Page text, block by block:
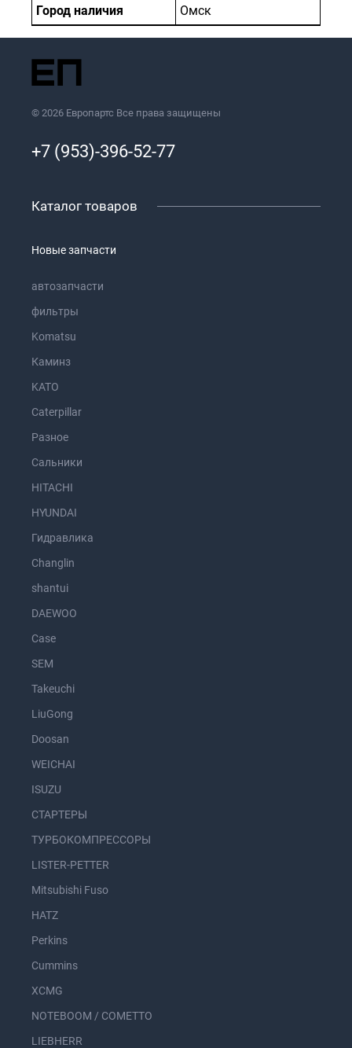
Город наличия
Омск
© 2026 Европартс Все права защищены
+7 (953)-396-52-77
Каталог товаров
Новые запчасти
автозапчасти
фильтры
Komatsu
Каминз
KATO
Caterpillar
Разное
Сальники
HITACHI
HYUNDAI
Гидравлика
Changlin
shantui
DAEWOO
Case
SEM
Takeuchi
LiuGong
Doosan
WEICHAI
ISUZU
СТАРТЕРЫ
ТУРБОКОМПРЕССОРЫ
LISTER-PETTER
Mitsubishi Fuso
HATZ
Perkins
Cummins
XCMG
NOTEBOOM / COMETTO
LIEBHERR